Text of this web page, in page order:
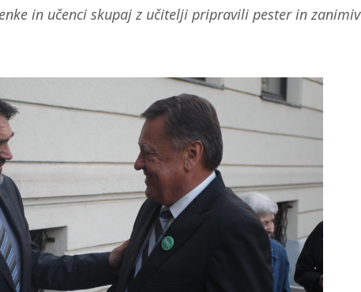
in učenci skupaj z učitelji pripravili pester in zanimiv